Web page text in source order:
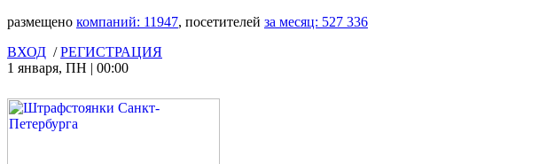
размещено компаний: 11947, посетителей за месяц: 527 336
ВХОД /РЕГИСТРАЦИЯ
1 января, ПН | 00:00